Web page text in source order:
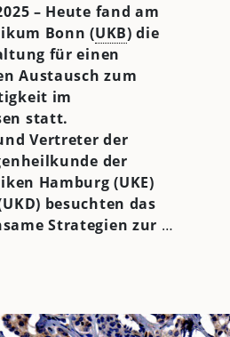
– Heute fand am
Bonn (UKB) die
für einen
Austausch zum
im
statt.
Vertreter der
der
Hamburg (UKE)
besuchten das
Strategien zur …